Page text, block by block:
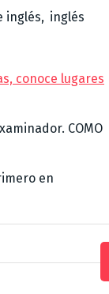
inglés, inglés
conoce lugares
COMO
en